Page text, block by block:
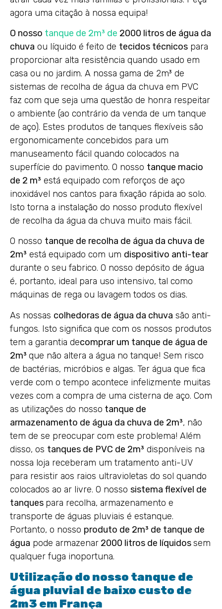
agora uma citação à nossa equipa!
O nosso tanque de 2m³ de 2000 litros de água da
chuva ou líquido é feito de tecidos técnicos para
proporcionar alta resistência quando usado em
casa ou no jardim. A nossa gama de 2m³ de
sistemas de recolha de água da chuva em PVC
faz com que seja uma questão de honra respeitar
o ambiente (ao contrário da venda de um tanque
de aço). Estes produtos de tanques flexíveis são
ergonomicamente concebidos para um
manuseamento fácil quando colocados na
superfície do pavimento. O nosso tanque macio
de 2 m³ está equipado com reforços de aço
inoxidável nos cantos para fixação rápida ao solo.
Isto torna a instalação do nosso produto flexível
de recolha da água da chuva muito mais fácil.
O nosso tanque de recolha de água da chuva de
2m³ está equipado com um dispositivo anti-tear
durante o seu fabrico. O nosso depósito de água
é, portanto, ideal para uso intensivo, tal como
máquinas de rega ou lavagem todos os dias.
As nossas colhedoras de água da chuva são anti-
fungos. Isto significa que com os nossos produtos
tem a garantia decomprar um tanque de água de
2m³ que não altera a água no tanque! Sem risco
de bactérias, micróbios e algas. Ter água que fica
verde com o tempo acontece infelizmente muitas
vezes com a compra de uma cisterna de aço. Com
as utilizações do nosso tanque de
armazenamento de água da chuva de 2m³, não
tem de se preocupar com este problema! Além
disso, os tanques de PVC de 2m³ disponíveis na
nossa loja receberam um tratamento anti-UV
para resistir aos raios ultravioletas do sol quando
colocados ao ar livre. O nosso sistema flexível de
tanques para recolha, armazenamento e
transporte de águas pluviais é estanque.
Portanto, o nosso produto de 2m³ de tanque de
água pode armazenar 2000 litros de líquidossem
qualquer fuga inoportuna.
Utilização do nosso tanque de
água pluvial de baixo custo de
2m3 em França